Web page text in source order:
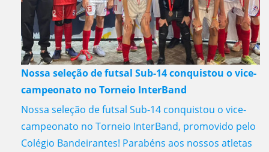
Nossa seleção de futsal Sub-14 conquistou o vice-
campeonato no Torneio InterBand
Nossa seleção de futsal Sub-14 conquistou o vice-
campeonato no Torneio InterBand, promovido pelo
Colégio Bandeirantes! Parabéns aos nossos atletas